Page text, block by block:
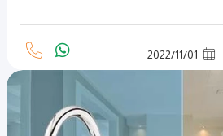
2022/11/01